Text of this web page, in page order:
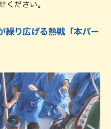
ください。
繰り広げる熱戦「本バー